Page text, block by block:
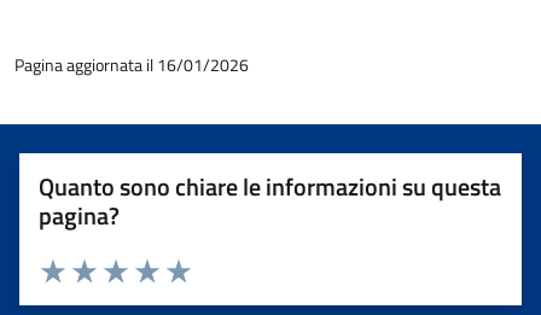
Pagina aggiornata il 16/01/2026
Quanto sono chiare le informazioni su questa
pagina?
Valuta 5 stelle su 5
Valuta 4 stelle su 5
Valuta 3 stelle su 5
Valuta 2 stelle su 5
Valuta 1 stelle su 5